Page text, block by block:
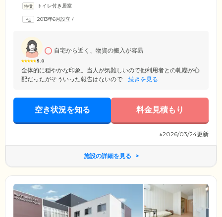
トイレ付き居室
2013年6月設立 /
5.0
自宅から近く、物資の搬入が容易
全体的に穏やかな印象。当人が気難しいので他利用者との軋轢が心
配だったがそういった報告はないので... 続きを見る
空き状況を知る 料金見積もり
※2026/03/24更新
施設の詳細を見る